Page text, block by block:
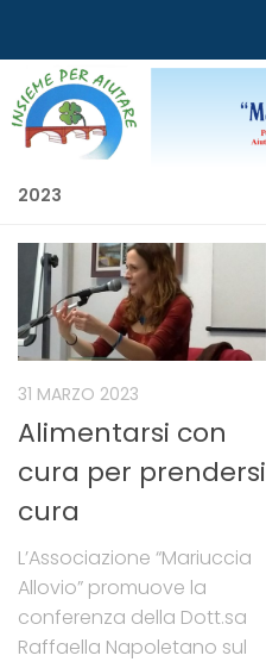
2023
31 MARZO 2023
Alimentarsi con
cura per prendersi
cura
L’Associazione “Mariuccia
Allovio” promuove la
conferenza della Dott.sa
Raffaella Napoletano sul